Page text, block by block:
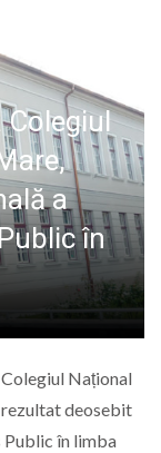
Colegiul
a
în
Colegiul Național
rezultat deosebit
Public în limba